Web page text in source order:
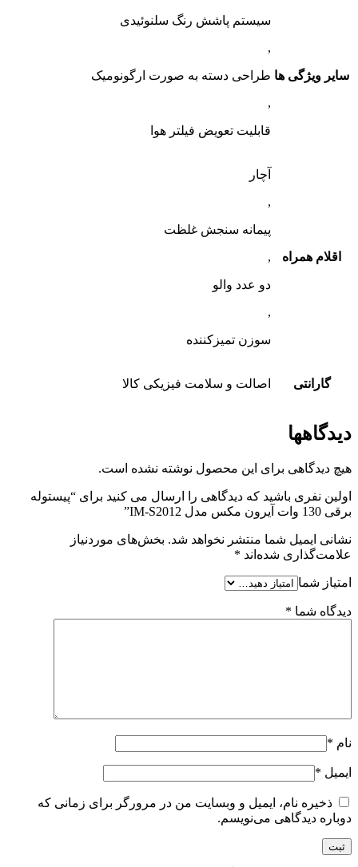
سایر ویژگی ها
سیستم پاشش رنگ سلنوئیدی
,
طراحی دسته به صورت ارگونومیک
,
قابلیت تعویض فیلتر هوا
اقلام همراه
آچار
,
پیمانه سنجش غلظت
,
دو عدد والو
,
سوزن تمیزکننده
گارانتی اصالت و سلامت فیزیکی کالا
دیدگاهها
هیچ دیدگاهی برای این محصول نوشته نشده است.
اولین نفری باشید که دیدگاهی را ارسال می کنید برای “پیستوله
برقی 130 وات آیرون مکس مدل IM-S2012”
نشانی ایمیل شما منتشر نخواهد شد. بخش‌های موردنیاز
علامت‌گذاری شده‌اند *
امتیاز شما
دیدگاه شما *
نام *
ایمیل *
ذخیره نام، ایمیل و وبسایت من در مرورگر برای زمانی که
دوباره دیدگاهی می‌نویسم.